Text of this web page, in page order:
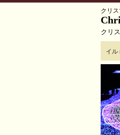
クリ
クリ
イル